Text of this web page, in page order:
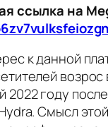
ссылка на
к данной
возрос
2022 году
Смысл